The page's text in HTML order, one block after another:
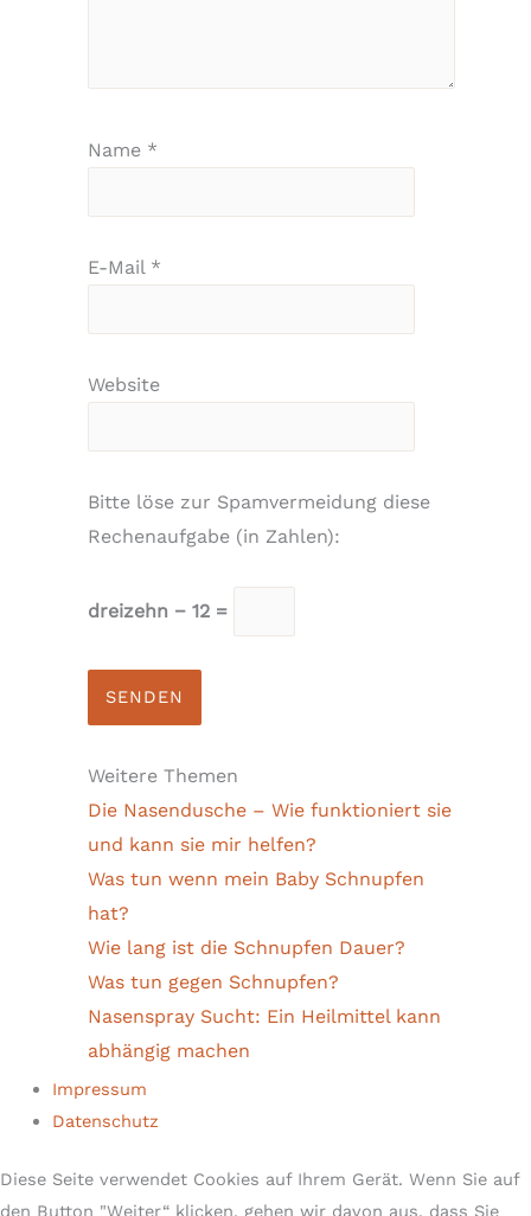
Name *
E-Mail *
Website
Bitte löse zur Spamvermeidung diese
Rechenaufgabe (in Zahlen):
dreizehn − 12 =
Weitere Themen
Die Nasendusche – Wie funktioniert sie
und kann sie mir helfen?
Was tun wenn mein Baby Schnupfen
hat?
Wie lang ist die Schnupfen Dauer?
Was tun gegen Schnupfen?
Nasenspray Sucht: Ein Heilmittel kann
abhängig machen
Impressum
Datenschutz
Diese Seite verwendet Cookies auf Ihrem Gerät. Wenn Sie auf
den Button "Weiter“ klicken, gehen wir davon aus, dass Sie